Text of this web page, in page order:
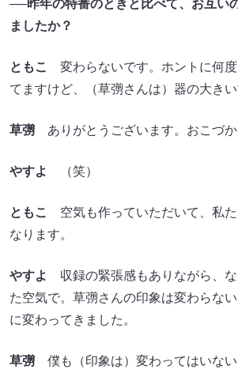
──昨年の特番のときと比べて、お互い
ましたか？
ともこ
変わらないです。ホントに何
てますけど、（草彅さんは）器の大きい
草彅 ありがとうございます。おこづか
やすよ （笑）
ともこ
空気も作っていただいて、私
なります。
やすよ
収録の緊張感もありながら、
た空気で。草彅さんの印象は変わらな
に変わってきました。
草彅 僕も（印象は）変わってはいな